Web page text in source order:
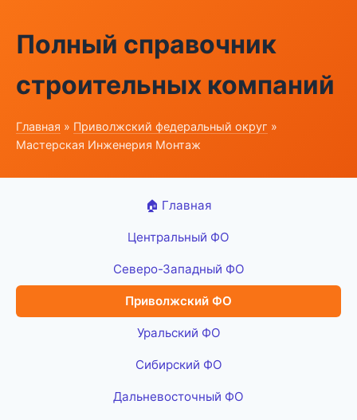
Полный справочник
строительных компаний
Главная » Приволжский федеральный округ »
Мастерская Инженерия Монтаж
🏠 Главная
Центральный ФО
Северо-Западный ФО
Приволжский ФО
Уральский ФО
Сибирский ФО
Дальневосточный ФО